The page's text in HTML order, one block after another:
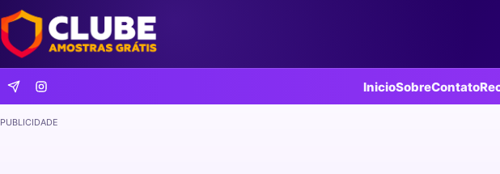
InicioSobreContato
PUBLICIDADE